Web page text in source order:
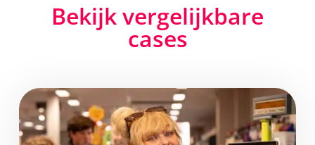
Bekijk vergelijkbare
cases